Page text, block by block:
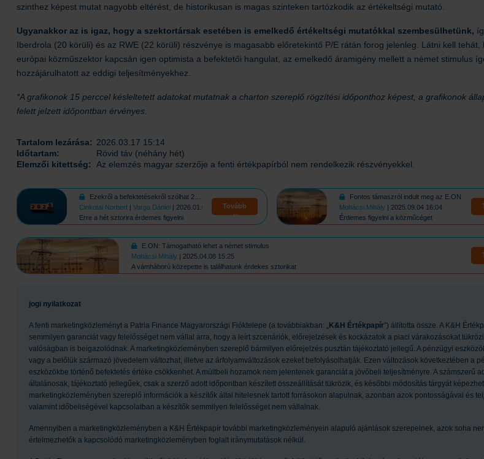
szinthez képest mutat nagyobb eltérést, de historikusan is magas szinteken tartózkodik az értékeltségi mutató.
Ugyanakkor az is igaz, hogy a szektortársak esetében is emelkedő értékeltségi mutatókkal szembesülhetünk,
Iberdrola (20 körüli) és az RWE (22 körüli) részvénye is magasabb előretekintő P/E rátán forog jelenleg. Látni kell tehát,
európai közműszektor kapcsán igen optimista a befektetői hangulat, az emelkedő áramigény mellett a német stimulus
hozzájárulhatott az eddigi teljesítményekhez.
*A grafikonok 15 perccel késleltetett adatokat mutatnak a charton szereplő rögzítési időponthoz képest, a grafikonok
felett jelzett időpontban érvényes.
Tartalom lezárása: 2026.03.17 15:14
Időtartam:
Rövid táv (néhány hét)
Elemzői kitettség:
Az elemzés magyar szerzője a fenti értékpapírból nem rendelkezik részvényekkel.
Ezekről a befektetésekről szólhat 2026!
Cinkotai Norbert
|Varga Dániel
| 2026.01.07 11:06
Erre a hét sztorira érdemes figyelni
Tovább
Fontos támaszról indult meg az E.ON
Mohácsi Mihály
| 2025.09.04 16:04
Érdemes figyelni a közműcéget
E.ON: Támogatható lehet a német stimulus
Mohácsi Mihály
| 2025.04.08 15:25
A vámháború közepette is találhatunk érdekes sztorikat
jogi nyilatkozat
A fenti marketingközleményt a Patria Finance Magyarországi Fióktelepe (a továbbiakban: „K&H Értékpapír”) állította össze. A K&H
semmilyen garanciát vagy felelősséget nem vállal arra, hogy a leírt szcenáriók, előrejelzések és kockázatok a piaci várakozásokat
valóságban is beigazolódnak. A marketingközleményben szereplő bármilyen előrejelzés pusztán tájékoztató jellegű. A pénzügyi
vagy a belőlük származó jövedelem változhat, illetve az árfolyamváltozások ezeket befolyásolhatják. Ezen változások következtében a
eszközökbe történő befektetés értéke csökkenhet. A múltbeli hozamok nem jelentenek garanciát a jövőbeli teljesítményre. A számszerű
általánosak, tájékoztató jellegűek, csak a szerző adott időpontban készített összeállítását tükrözik, és későbbi módosítás tárgyát
marketingközleményben szereplő információk a készítők által hitelesnek tartott forrásokon alapulnak, azonban azok pontosságával és
valamint időbeliségével kapcsolatban a készítők semmilyen felelősséget nem vállalnak.
Amennyiben a marketingközleményben a K&H Értékpapír további marketingközleményein alapuló ajánlások szerepelnek, azok soha
értelmezhetők a kapcsolódó marketingközleményben foglalt iránymutatások nélkül.